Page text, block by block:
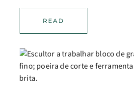
READ